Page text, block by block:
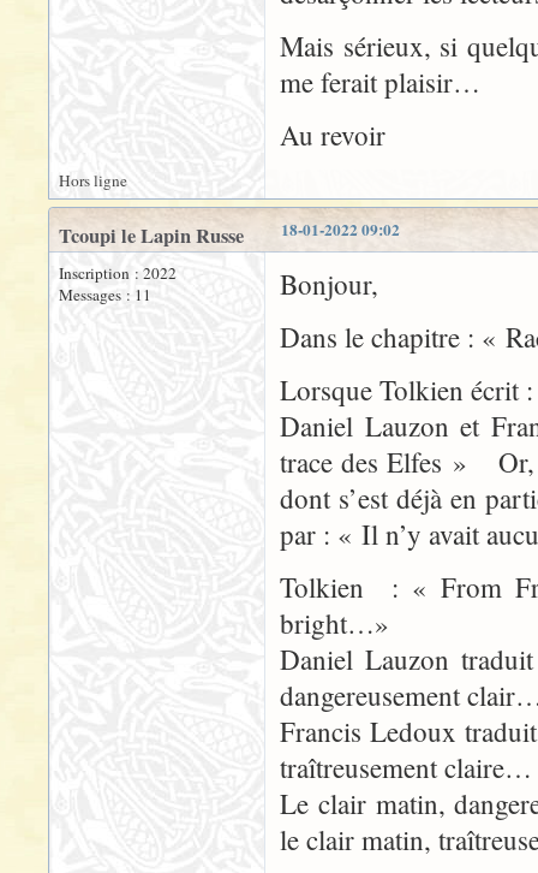
Mais sérieux, si
me ferait plaisir…
Au revoir
Hors ligne
18-01-2022 09:02
Tcoupi le Lapin Russe
Inscription : 2022
Messages : 11
Bonjour,
Dans le chapitre : «
Lorsque Tolkien écrit
Daniel Lauzon et
trace des Elfes » Or,
dont s’est déjà en
par : « Il n’y avait
Tolkien : « From
bright…»
Daniel Lauzon
dangereusement
Francis Ledoux
traîtreusement
Le clair matin,
le clair matin,